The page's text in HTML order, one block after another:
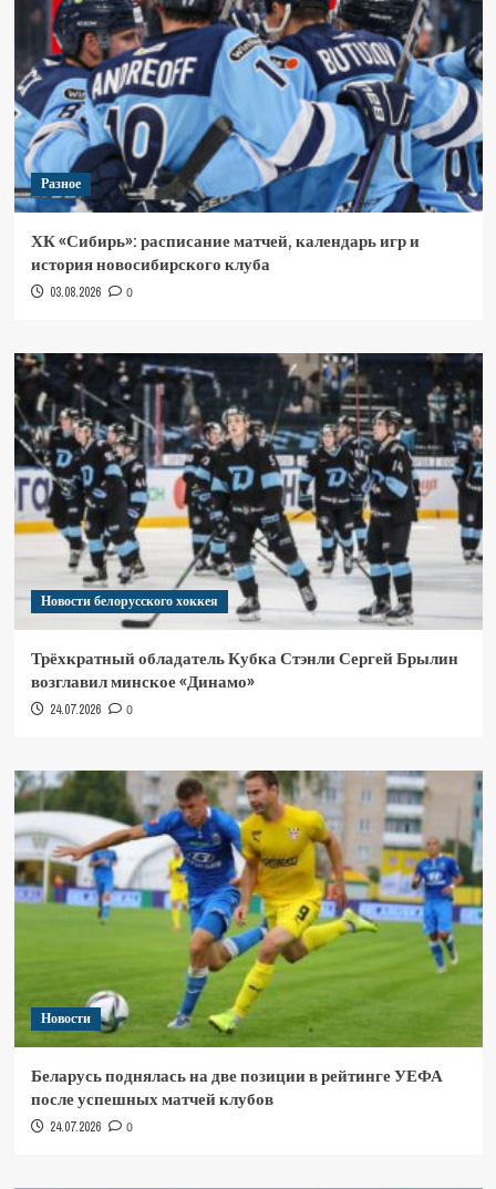
Разное
ХК «Сибирь»: расписание матчей, календарь игр и
история новосибирского клуба
03.08.2026 0
Новости белорусского хоккея
Трёхкратный обладатель Кубка Стэнли Сергей Брылин
возглавил минское «Динамо»
24.07.2026 0
Новости
Беларусь поднялась на две позиции в рейтинге УЕФА
после успешных матчей клубов
24.07.2026 0